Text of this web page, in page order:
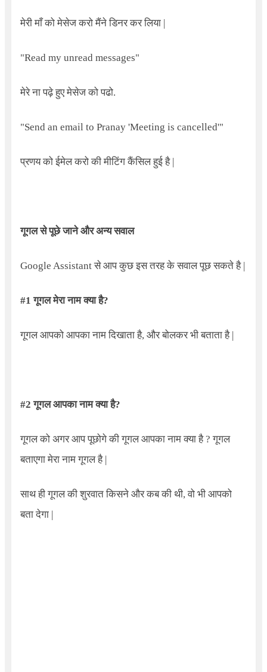
मेरी माँ को मेसेज करो मैंने डिनर कर लिया |
"Read my unread messages"
मेरे ना पढ़े हुए मेसेज को पढो.
"Send an email to Pranay 'Meeting is cancelled'"
प्रणय को ईमेल करो की मीटिंग कैंसिल हुई है |
गूगल से पूछे जाने और अन्य सवाल
Google Assistantसे आप कुछ इस तरह के सवाल पूछ सकते है |
#1 गूगल मेरा नाम क्या है?
गूगल आपको आपका नाम दिखाता है, और बोलकर भी बताता है |
#2 गूगल आपका नाम क्या है?
गूगल को अगर आप पूछोगे की गूगल आपका नाम क्या है?गूगल
बताएगा मेरा नाम गूगल है |
साथ ही गूगल की शुरवात किसने और कब की थी,वो भी आपको
बता देगा |